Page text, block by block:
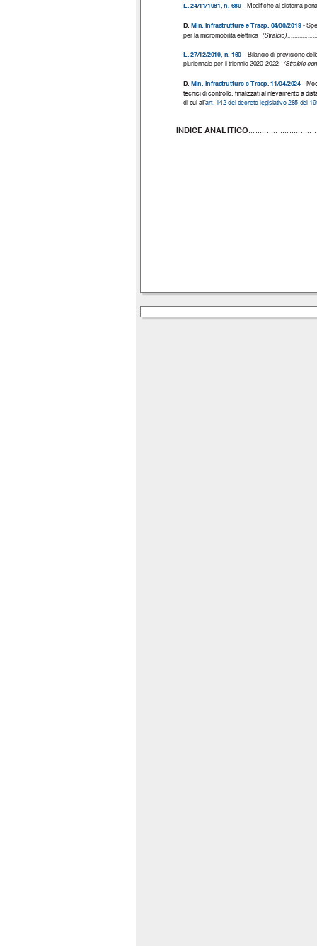
L. 24/11/1981, n. 689 - Modiﬁche al sistema
D. Min. Infrastrutture e Trasp. 04/06/2019 -
per la micromobilità elettrica
(Stralcio)
L. 27/12/2019, n. 160 - Bilancio di previsione
pluriennale per il triennio 2020-2022
(Stralcio
D. Min. Infrastrutture e Trasp. 11/04/2024 -
tecnici di controllo, ﬁnalizzati al rilevamento a
di cui all'art. 142 del decreto legislativo 285 del
INDICE ANALITICO